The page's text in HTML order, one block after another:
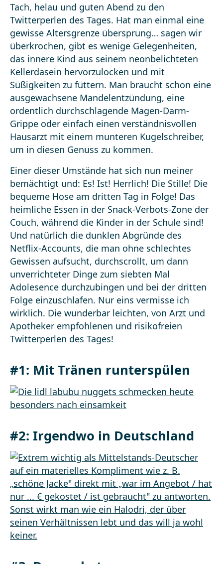
Tach, helau und guten Abend zu den
Twitterperlen des Tages. Hat man einmal eine
gewisse Altersgrenze übersprung… sagen wir
überkrochen, gibt es wenige Gelegenheiten,
das innere Kind aus seinem neonbelichteten
Kellerdasein hervorzulocken und mit
Süßigkeiten zu füttern. Man braucht schon eine
ausgewachsene Mandelentzündung, eine
ordentlich durchschlagende Magen-Darm-
Grippe oder einfach einen verständnisvollen
Hausarzt mit einem munteren Kugelschreiber,
um in diesen Genuss zu kommen.
Einer dieser Umstände hat sich nun meiner
bemächtigt und: Es! Ist! Herrlich! Die Stille! Die
bequeme Hose am dritten Tag in Folge! Das
heimliche Essen in der Snack-Verbots-Zone der
Couch, während die Kinder in der Schule sind!
Und natürlich die dunklen Abgründe des
Netflix-Accounts, die man ohne schlechtes
Gewissen aufsucht, durchscrollt, um dann
unverrichteter Dinge zum siebten Mal
Adolesence durchzubingen und bei der dritten
Folge einzuschlafen. Nur eins vermisse ich
wirklich. Die wunderbar leichten, von Arzt und
Apotheker empfohlenen und risikofreien
Twitterperlen des Tages!
#1: Mit Tränen runterspülen
#2: Irgendwo in Deutschland